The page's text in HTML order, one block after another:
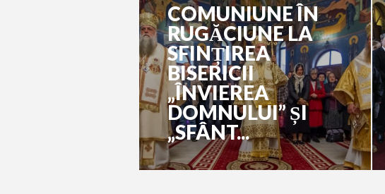
COMUNIUNE ÎN
RUGĂCIUNE LA
SFINȚIREA
BISERICII
„ÎNVIEREA
DOMNULUI” ȘI
„SFÂNT...